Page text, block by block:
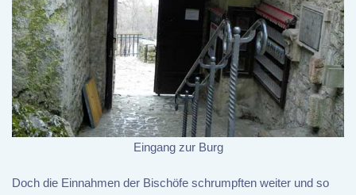
Eingang zur Burg
Doch die Einnahmen der Bischöfe schrumpften weiter und so